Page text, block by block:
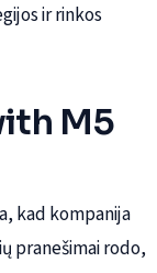
ir rinkos
M5
kad kompanija
pranešimai rodo,